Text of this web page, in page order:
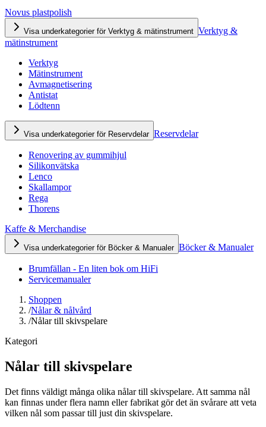
Novus plastpolish
Visa underkategorier för Verktyg & mätinstrument Verktyg &
mätinstrument
Verktyg
Mätinstrument
Avmagnetisering
Antistat
Lödtenn
Visa underkategorier för Reservdelar Reservdelar
Renovering av gummihjul
Silikonvätska
Lenco
Skallampor
Rega
Thorens
Kaffe & Merchandise
Visa underkategorier för Böcker & Manualer Böcker & Manualer
Brumfällan - En liten bok om HiFi
Servicemanualer
Shoppen
/Nålar & nålvård
/Nålar till skivspelare
Kategori
Nålar till skivspelare
Det finns väldigt många olika nålar till skivspelare. Att samma nål
kan finnas under flera namn eller fabrikat gör det än svårare att veta
vilken nål som passar till just din skivspelare.